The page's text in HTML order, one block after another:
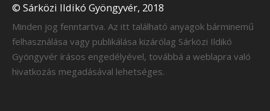
© Sárközi Ildikó Gyöngyvér, 2018
Minden jog fenntartva. Az itt található anyagok bárminemű
felhasználása vagy publikálása kizárólag Sárközi Ildikó
Gyöngyvér írásos engedélyével, továbbá a weblapra való
hivatkozás megadásával lehetséges.